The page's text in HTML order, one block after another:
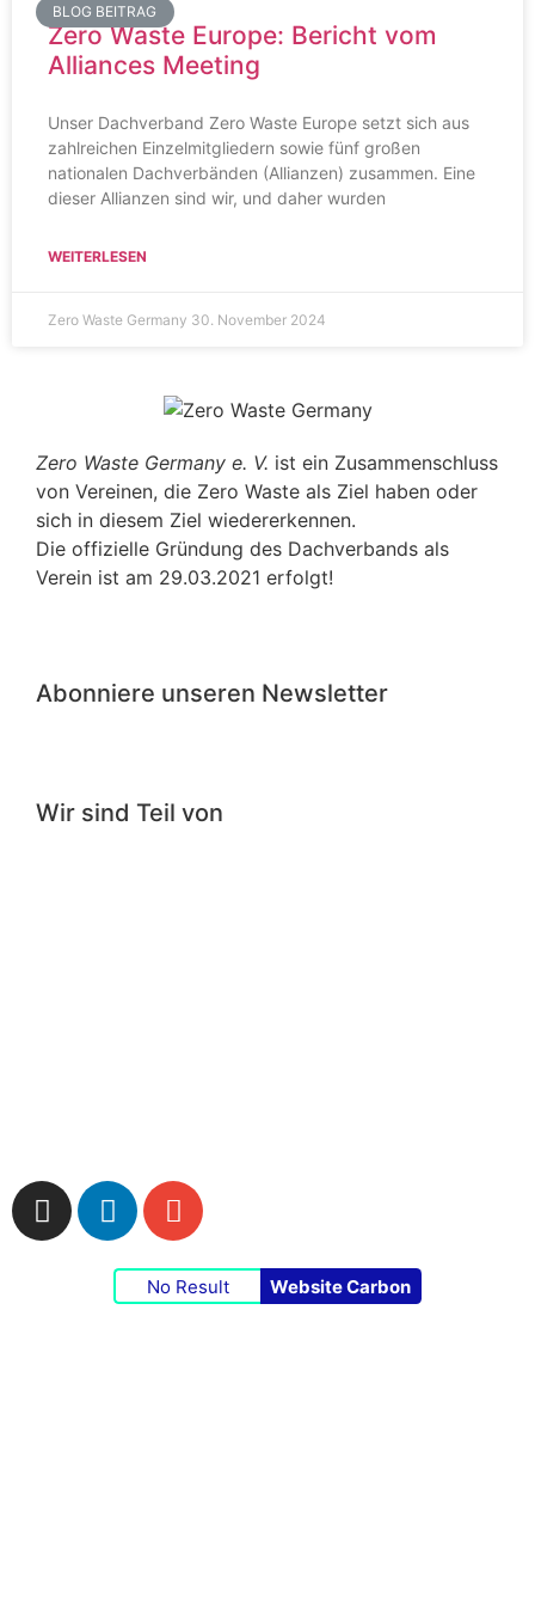
BLOG BEITRAG
Zero Waste Europe: Bericht vom
Alliances Meeting
Unser Dachverband Zero Waste Europe setzt sich aus
zahlreichen Einzelmitgliedern sowie fünf großen
nationalen Dachverbänden (Allianzen) zusammen. Eine
dieser Allianzen sind wir, und daher wurden
WEITERLESEN
Zero Waste Germany 30. November 2024
Zero Waste Germany e. V. ist ein Zusammenschluss
von Vereinen, die Zero Waste als Ziel haben oder
sich in diesem Ziel wiedererkennen.
Die offizielle Gründung des Dachverbands als
Verein ist am 29.03.2021 erfolgt!
Abonniere unseren Newsletter
Wir sind Teil von
No Result Website Carbon